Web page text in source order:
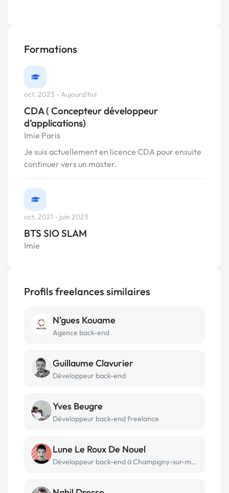
Formations
oct. 2023 - Aujourd'hui
CDA ( Concepteur développeur
d’applications)
Imie Paris
Je suis actuellement en licence CDA pour ensuite
continuer vers un master.
oct. 2021 - juin 2023
BTS SIO SLAM
Imie
Profils freelances similaires
N'gues Kouame
Agence back-end
Guillaume Clavurier
Développeur back-end
Yves Beugre
Développeur back-end freelance
Lune Le Roux De Nouel
Développeur back-end à Champigny-sur-marne